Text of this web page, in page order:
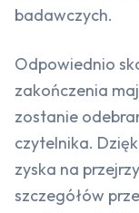
badawczych.
Odpowiednio
zakończenia
zostanie
czytelnika.
zyska na
szczegółów